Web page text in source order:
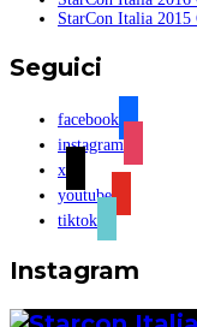
StarCon Italia 2015
Seguici
facebook
instagram
x
youtube
tiktok
Instagram